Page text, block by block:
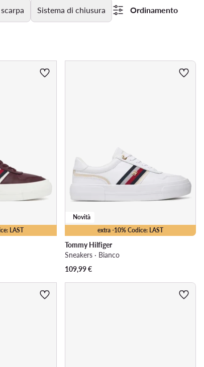
Sistema di chiusura Ordinamento
LAST extra -10% Codice: LAST
Novità
Tommy Hilfiger
Sneakers · Bianco
109,99€